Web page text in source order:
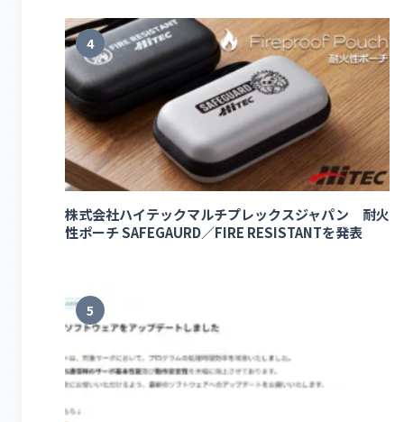
4
株式会社ハイテックマルチプレックスジャパン 耐火
性ポーチ SAFEGAURD／FIRE RESISTANTを発表
5